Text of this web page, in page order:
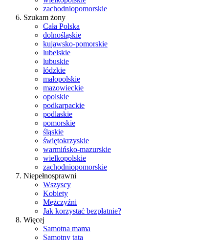
zachodniopomorskie
Szukam żony
Cała Polska
dolnośląskie
kujawsko-pomorskie
lubelskie
lubuskie
łódzkie
małopolskie
mazowieckie
opolskie
podkarpackie
podlaskie
pomorskie
śląskie
świętokrzyskie
warmińsko-mazurskie
wielkopolskie
zachodniopomorskie
Niepełnosprawni
Wszyscy
Kobiety
Mężczyźni
Jak korzystać bezpłatnie?
Więcej
Samotna mama
Samotny tata